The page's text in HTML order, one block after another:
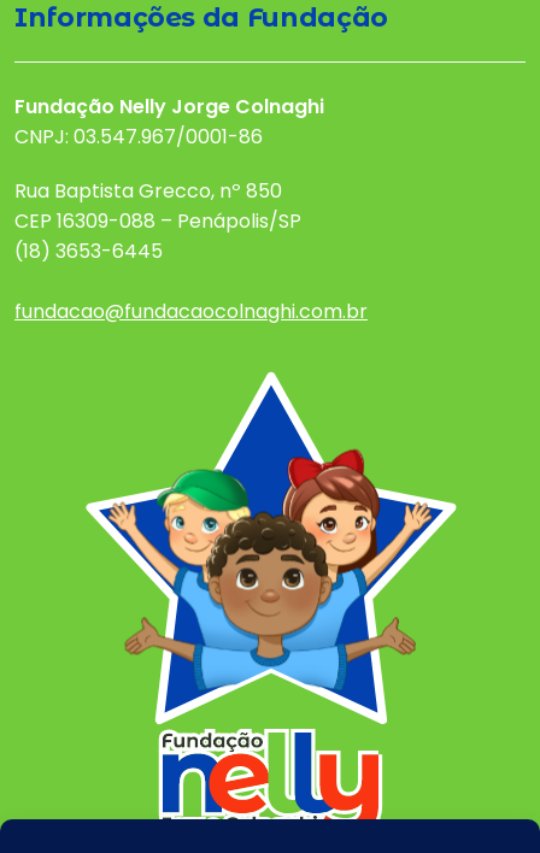
Informações da Fundação
Fundação Nelly Jorge Colnaghi
CNPJ: 03.547.967/0001-86
Rua Baptista Grecco, nº 850
CEP 16309-088 – Penápolis/SP
(18) 3653-6445
fundacao@fundacaocolnaghi.com.br